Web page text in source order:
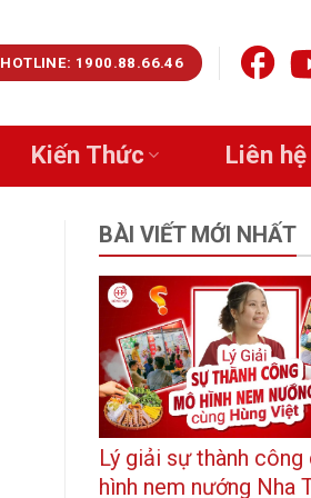
HOTLINE: 1900.88.66.46
Kiến Thức Liên hệ
BÀI VIẾT MỚI NHẤT
Lý giải sự thành công của mô
hình nem nướng Nha